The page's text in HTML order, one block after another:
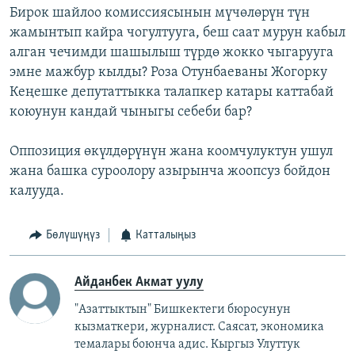
Бирок шайлоо комиссиясынын мүчөлөрүн түн
жамынтып кайра чогултууга, беш саат мурун кабыл
алган чечимди шашылыш түрдө жокко чыгарууга
эмне мажбур кылды? Роза Отунбаеваны Жогорку
Кеңешке депутаттыкка талапкер катары каттабай
коюунун кандай чыныгы себеби бар?
Оппозиция өкүлдөрүнүн жана коомчулуктун ушул
жана башка суроолору азырынча жоопсуз бойдон
калууда.
Бөлүшүңүз Катталыңыз
Айданбек Акмат уулу
"Азаттыктын" Бишкектеги бюросунун
кызматкери, журналист. Саясат, экономика
темалары боюнча адис. Кыргыз Улуттук